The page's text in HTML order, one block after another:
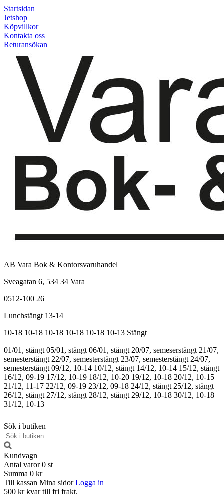
Startsidan
Jetshop
Köpvillkor
Kontakta oss
Returansökan
AB Vara Bok & Kontorsvaruhandel
Sveagatan 6, 534 34 Vara
0512-100 26
Lunchstängt 13-14
10-18 10-18 10-18 10-18 10-18 10-13 Stängt
01/01, stängt 05/01, stängt 06/01, stängt 20/07, semeserstängt 21/07,
semesterstängt 22/07, semesterstängt 23/07, semesterstängt 24/07,
semesterstängt 09/12, 10-14 10/12, stängt 14/12, 10-14 15/12, stängt
16/12, 09-19 17/12, 10-19 18/12, 10-20 19/12, 10-18 20/12, 10-15
21/12, 11-17 22/12, 09-19 23/12, 09-18 24/12, stängt 25/12, stängt
26/12, stängt 27/12, stängt 28/12, stängt 29/12, 10-18 30/12, 10-18
31/12, 10-13
Sök i butiken
Kundvagn
Antal varor 0 st
Summa 0 kr
Till kassan Mina sidor Logga in
500 kr kvar till fri frakt.